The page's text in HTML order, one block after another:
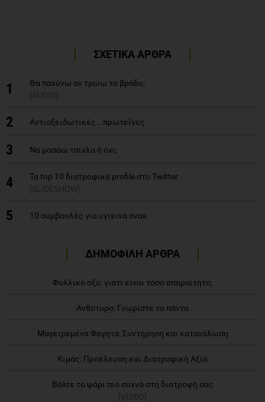
ΣΧΕΤΙΚΑ ΑΡΘΡΑ
1
Θα παχύνω αν τρώω το βράδυ;
[AUDIO]
2 Αντιοξειδωτικές...πρωτεΐνες
3 Να μασάω τσίχλα ή όχι;
4
Τα top 10 διατροφικά profile στο Twitter
[SLIDESHOW]
5 10 συμβουλές για υγιεινά σνακ
ΔΗΜΟΦΙΛΗ ΑΡΘΡΑ
Φυλλικό οξύ: γιατί είναι τόσο απαραίτητο;
Ανθότυρο: Γνωρίστε τα πάντα
Μαγειρεμένα Φαγητά: Συντήρηση και κατανάλωση
Κιμάς: Προέλευση και Διατροφική Αξία
Βάλτε το ψάρι πιο συχνά στη διατροφή σας
[VIDEO]